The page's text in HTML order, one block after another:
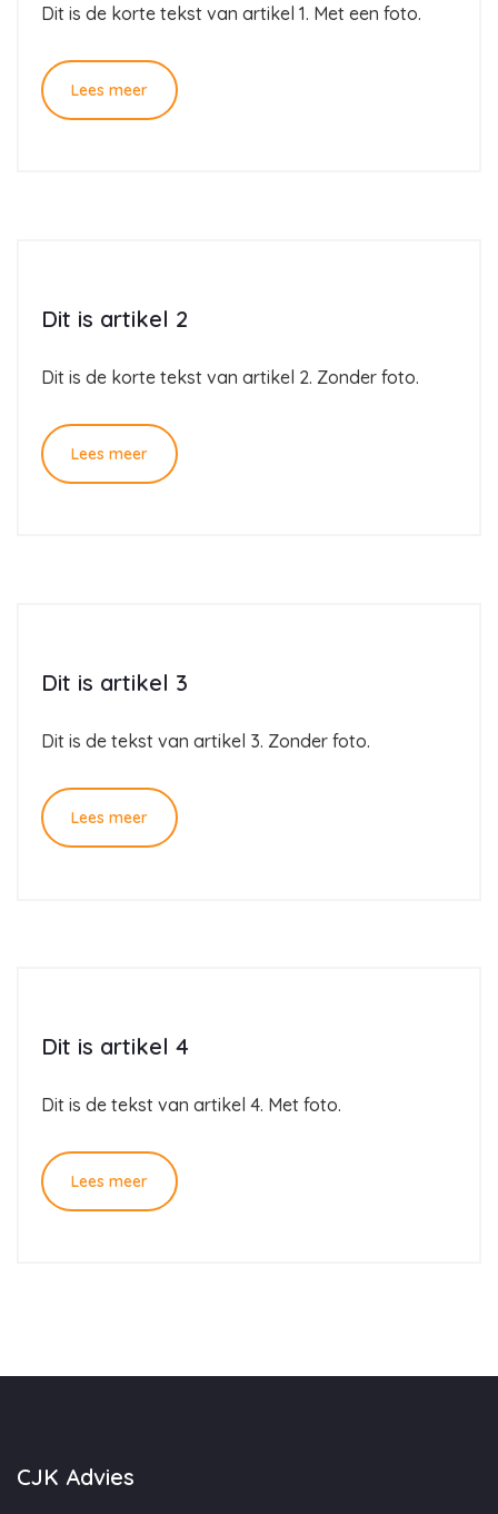
Dit is de korte tekst van artikel 1. Met een foto.
Lees meer
Dit is artikel 2
Dit is de korte tekst van artikel 2. Zonder foto.
Lees meer
Dit is artikel 3
Dit is de tekst van artikel 3. Zonder foto.
Lees meer
Dit is artikel 4
Dit is de tekst van artikel 4. Met foto.
Lees meer
CJK Advies